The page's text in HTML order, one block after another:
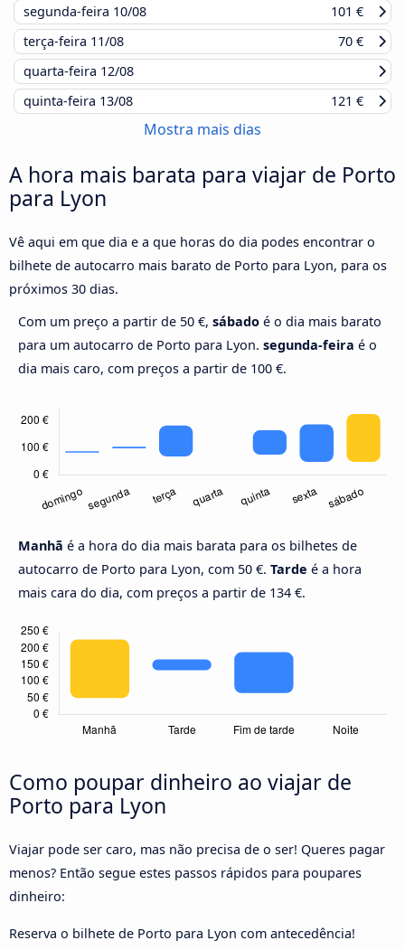
segunda-feira 10/08
101 €
terça-feira 11/08
70 €
quarta-feira 12/08
quinta-feira 13/08 121 €
Mostra mais dias
A hora mais barata para viajar de Porto
para Lyon
Vê aqui em que dia e a que horas do dia podes encontrar o
bilhete de autocarro mais barato de Porto para Lyon, para os
próximos 30 dias.
Com um preço a partir de 50 €, sábado é o dia mais barato
para um autocarro de Porto para Lyon. segunda-feira é o
dia mais caro, com preços a partir de 100 €.
Manhã é a hora do dia mais barata para os bilhetes de
autocarro de Porto para Lyon, com 50 €. Tarde é a hora
mais cara do dia, com preços a partir de 134 €.
Como poupar dinheiro ao viajar de
Porto para Lyon
Viajar pode ser caro, mas não precisa de o ser! Queres pagar
menos? Então segue estes passos rápidos para poupares
dinheiro:
Reserva o bilhete de Porto para Lyon com antecedência!